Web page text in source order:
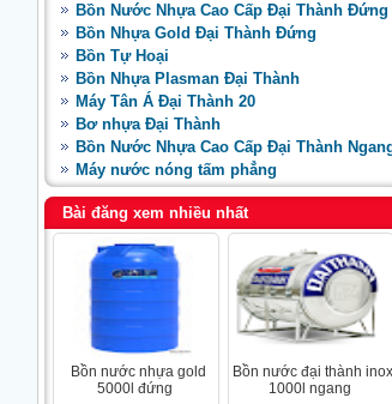
Bồn Nước Nhựa Cao Cấp Đại Thành Đứng
Bồn Nhựa Gold Đại Thành Đứng
Bồn Tự Hoại
Bồn Nhựa Plasman Đại Thành
Máy Tân Á Đại Thành 20
Bơ nhựa Đại Thành
Bồn Nước Nhựa Cao Cấp Đại Thành
Máy nước nóng tấm phẳng
Bài đăng xem nhiều nhất
bồn nước nhựa gold
5000l đứng
bồn nước đại thành inox
1000l ngang